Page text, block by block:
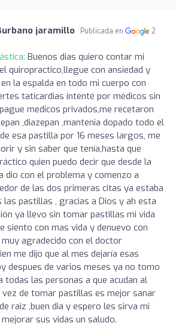
jaramillo Publicada en
2
Buenos dias quiero contar mi
quiropractico,llegue con ansiedad y
la espalda en todo mi cuerpo con
taticardias intenté por médicos sin
medicos privados,me recetaron
,diazepan ,mantenia dopado todo el
esa pastilla por 16 meses largos, me
y sin saber que tenía,hasta que
quien puedo decir que desde la
dio con el problema y comenzo a
de las dos primeras citas ya estaba
pastillas , gracias a Dios y ah esta
ya llevo sin tomar pastillas mi vida
siento con mas vida y denuevo con
agradecido con el doctor
me dijo que al mes dejaría esas
despues de varios meses ya no tomo
todas las personas a que acudan al
de tomar pastillas es mejor sanar
raiz ,buen dia y espero les sirva mi
sus vidas un saludo.